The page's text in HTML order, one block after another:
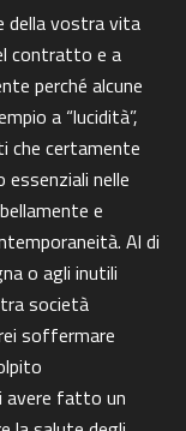
della vostra vita
contratto e a
perché alcune
a “lucidità”,
che certamente
nelle
e
Al di
o agli inutili
società
soffermare
avere fatto un